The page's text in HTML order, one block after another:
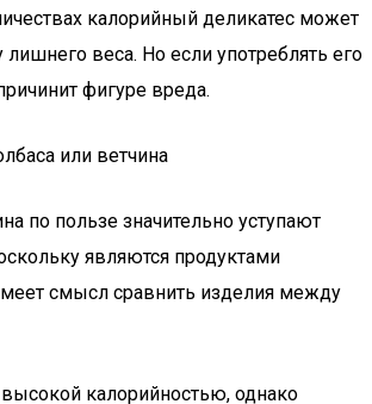
калорийный деликатес может
лишнего веса. Но если употреблять его
фигуре вреда.
или ветчина
по пользе значительно уступают
являются продуктами
смысл сравнить изделия между
высокой калорийностью, однако